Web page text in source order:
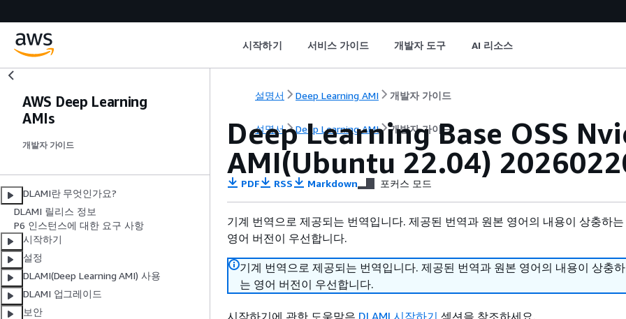
시작하기 서비스 가이드 개발자 도구 AI 리소스
AWS Deep Learning
AMIs
개발자 가이드
DLAMI란 무엇인가요?
DLAMI 릴리스 정보
P6 인스턴스에 대한 요구 사항
시작하기
설정
DLAMI(Deep Learning AMI) 사용
DLAMI 업그레이드
보안
설명서 Deep Learning AMI 개발자 가이드
설명서 Deep Learning AMI 개발자 가이드
Deep Learning Base OSS
AMI(Ubuntu 22.04)
PDF RSS Markdown 포커스 모드
기계 번역으로 제공되는 번역입니다. 제공된 번역과 원본 영어의 내용이 상충하
영어 버전이 우선합니다.
기계 번역으로 제공되는 번역입니다. 제공된 번역과 원본 영어의 내용이 상충
는 영어 버전이 우선합니다.
시작하기에 관한 도움말은 DLAMI 시작하기 섹션을 참조하세요.